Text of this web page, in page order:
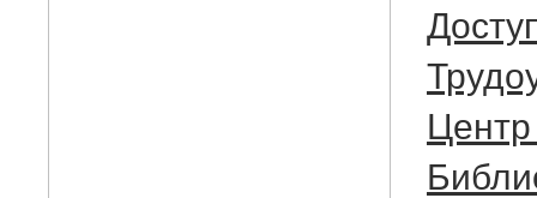
Центр